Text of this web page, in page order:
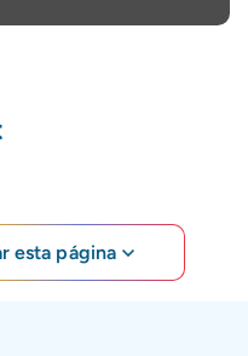
esta página